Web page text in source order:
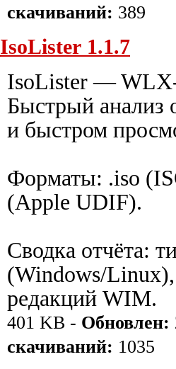
скачиваний: 389
IsoLister 1.1.7
IsoLister — WLX-
Быстрый анализ
и быстром
Форматы: .iso
(Apple UDIF).
Сводка отчёта:
(Windows/
редакций WIM.
401 KB - Обновлен:
скачиваний: 1035